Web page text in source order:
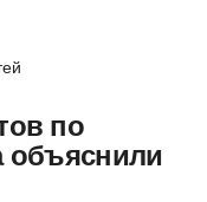
по
объяснили